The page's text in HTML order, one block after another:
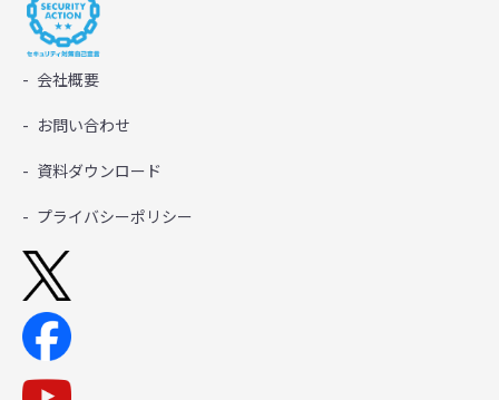
会社概要
お問い合わせ
資料ダウンロード
プライバシーポリシー